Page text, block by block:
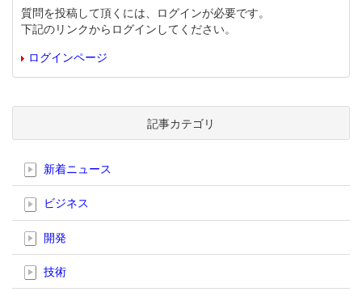
質問を投稿して頂くには、ログインが必要です。
下記のリンクからログインしてください。
ログインページ
記事カテゴリ
新着ニュース
ビジネス
開発
技術